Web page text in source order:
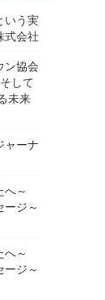
いう実
式会社
ン協会
して
未来
ャーナ
へ～
ージ～
へ～
ージ～